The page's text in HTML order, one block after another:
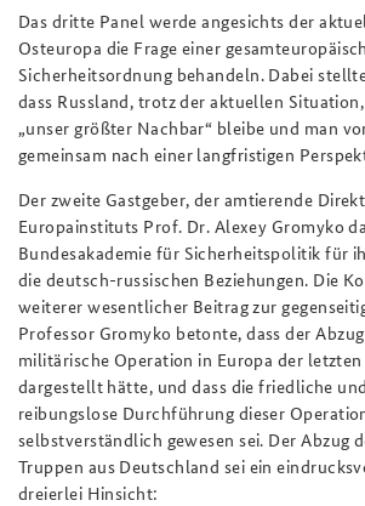
Das dritte Panel werde angesichts der
Osteuropa die Frage einer
Sicherheitsordnung behandeln. Dabei
dass Russland, trotz der aktuellen
„unser größter Nachbar“ bleibe und man
gemeinsam nach einer langfristigen
Der zweite Gastgeber, der amtierende
Europainstituts Prof. Dr. Alexey Gromyko
Bundesakademie für Sicherheitspolitik für
die deutsch-russischen Beziehungen. Die
weiterer wesentlicher Beitrag zur
Professor Gromyko betonte, dass der
militärische Operation in Europa der letzten
dargestellt hätte, und dass die friedliche
reibungslose Durchführung dieser
selbstverständlich gewesen sei. Der Abzug
Truppen aus Deutschland sei ein
dreierlei Hinsicht: